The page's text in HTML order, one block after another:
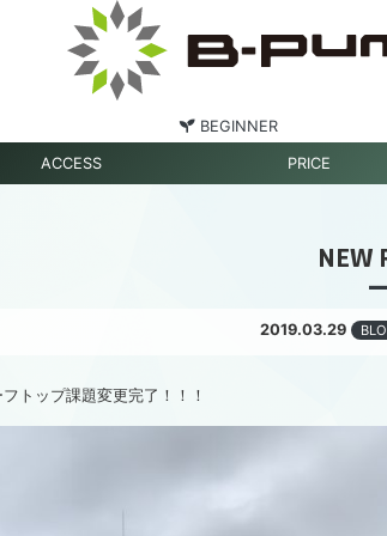
BEGINNER
ACCESS PRICE
NEW
2019.03.29
トップ課題変更完了！！！